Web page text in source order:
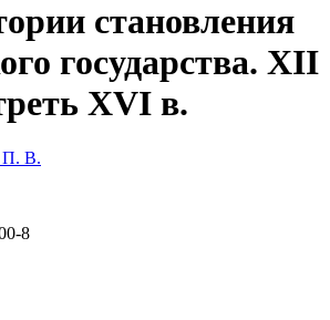
становления
государства. XII
XVI в.
П. В.
8